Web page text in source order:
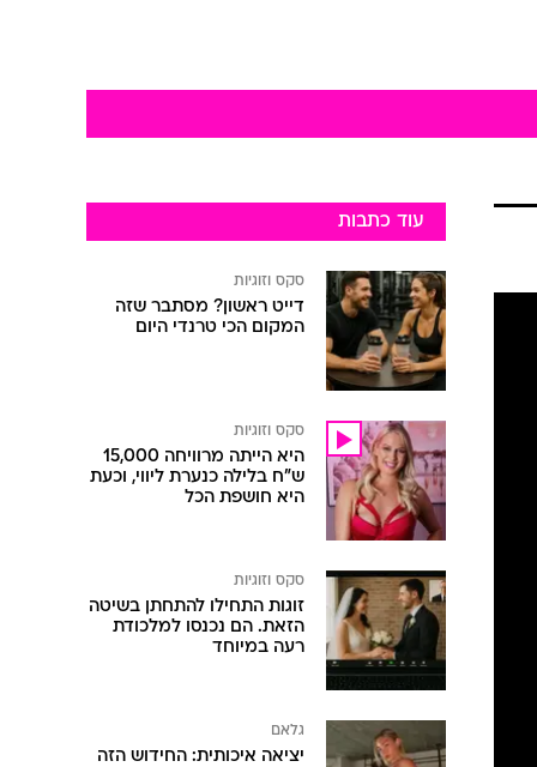
עוד כתבות
סקס וזוגיות
דייט ראשון? מסתבר שזה
המקום הכי טרנדי היום
סקס וזוגיות
היא הייתה מרוויחה 15,000
ש"ח בלילה כנערת ליווי, וכעת
היא חושפת הכל
סקס וזוגיות
זוגות התחילו להתחתן בשיטה
הזאת. הם נכנסו למלכודת
רעה במיוחד
גלאם
יציאה איכותית: החידוש הזה